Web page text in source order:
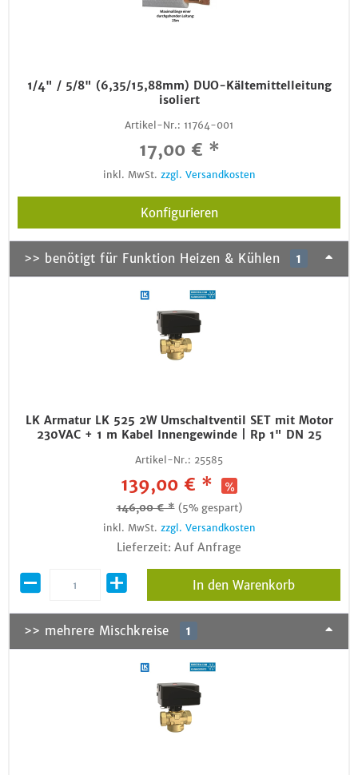
1/4" / 5/8" (6,35/15,88mm) DUO-Kältemittelleitung
isoliert
Artikel-Nr.: 11764-001
17,00 € *
inkl. MwSt. zzgl. Versandkosten
Konfigurieren
>> benötigt für Funktion Heizen & Kühlen 1
LK Armatur LK 525 2W Umschaltventil SET mit Motor
230VAC + 1 m Kabel Innengewinde | Rp 1" DN 25
Artikel-Nr.: 25585
139,00 € *
146,00 € * (5% gespart)
inkl. MwSt. zzgl. Versandkosten
Lieferzeit: Auf Anfrage
In den Warenkorb
>> mehrere Mischkreise 1